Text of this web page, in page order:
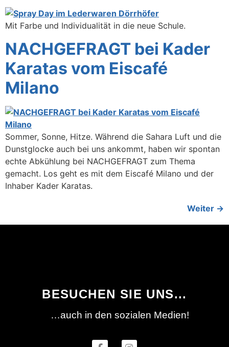
Mit Farbe und Individualität in die neue Schule.
NACHGEFRAGT bei Kader
Karatas vom Eiscafé
Milano
Sommer, Sonne, Hitze. Während die Sahara Luft und die
Dunstglocke auch bei uns ankommt, haben wir spontan
echte Abkühlung bei NACHGEFRAGT zum Thema
gemacht. Los geht es mit dem Eiscafé Milano und der
Inhaber Kader Karatas.
Weiter →
BESUCHEN SIE UNS...
…auch in den sozialen Medien!